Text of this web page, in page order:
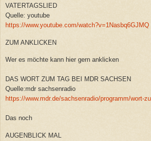
VATERTAGSLIED
Quelle: youtube
https://www.youtube.com/watch?v=1Nasbq6GJMQ
ZUM ANKLICKEN
Wer es möchte kann hier gern anklicken
DAS WORT ZUM TAG BEI MDR SACHSEN
Quelle:mdr sachsenradio
https://www.mdr.de/sachsenradio/programm/wort-
Das noch
AUGENBLICK MAL